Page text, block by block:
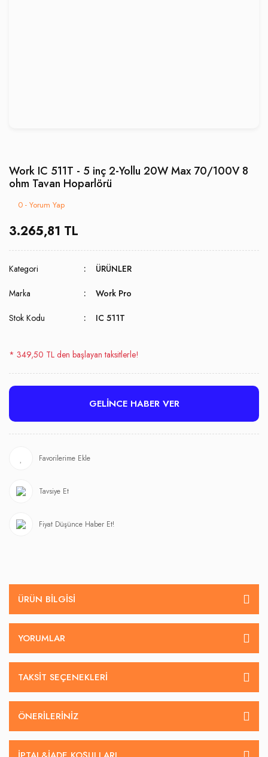
Work IC 511T - 5 inç 2-Yollu 20W Max 70/100V 8
ohm Tavan Hoparlörü
0 - Yorum Yap
3.265,81 TL
Kategori ÜRÜNLER
Marka Work Pro
Stok Kodu IC 511T
* 349,50 TL den başlayan taksitlerle!
GELİNCE HABER VER
Tavsiye Et
Fiyat Düşünce Haber Et!
ÜRÜN BILGISI
YORUMLAR
TAKSIT SEÇENEKLERI
ÖNERILERINIZ